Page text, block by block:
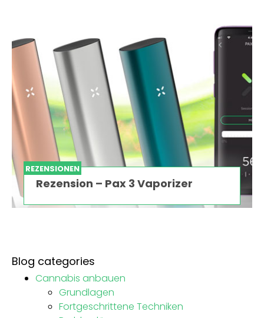
REZENSIONEN
Rezension – Pax 3 Vaporizer
Blog categories
Cannabis anbauen
Grundlagen
Fortgeschrittene Techniken